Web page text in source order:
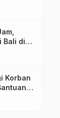
di
Bali di
Korban
Beban